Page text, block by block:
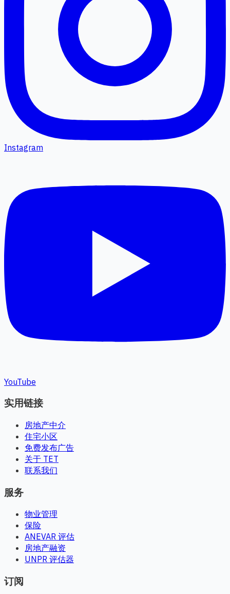
Instagram
YouTube
实用链接
房地产中介
住宅小区
免费发布广告
关于 TET
联系我们
服务
物业管理
保险
ANEVAR 评估
房地产融资
UNPR 评估器
订阅